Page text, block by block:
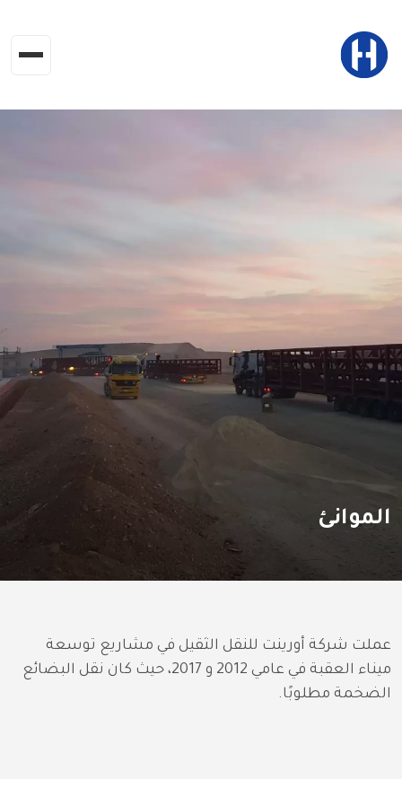
الموانئ
عملت شركة أورينت للنقل الثقيل في مشاريع توسعة
ميناء العقبة في عامي 2012 و 2017، حيث كان نقل البضائع
الضخمة مطلوبًا.